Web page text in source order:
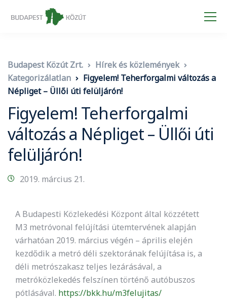
Budapest Közút Zrt.
Hírek és közlemények
Kategorizálatlan
Figyelem! Teherforgalmi változás a
Népliget – Üllői úti felüljárón!
Figyelem! Teherforgalmi
változás a Népliget – Üllői úti
felüljárón!
2019. március 21.
A Budapesti Közlekedési Központ által közzétett
M3 metróvonal felújítási ütemtervének alapján
várhatóan 2019. március végén – április elején
kezdődik a metró déli szektorának felújítása is, a
déli metrószakasz teljes lezárásával, a
metróközlekedés felszínen történő autóbuszos
pótlásával. https://bkk.hu/m3felujitas/